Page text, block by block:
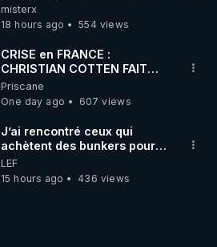
misterx
18 hours ago
554 views
CRISE en FRANCE :
CHRISTIAN COTTEN FAIT
une étrange découverte
Priscane
One day ago
607 views
J’ai rencontré ceux qui
achètent des bunkers pour
survivre à la fin du monde
LEF
15 hours ago
436 views